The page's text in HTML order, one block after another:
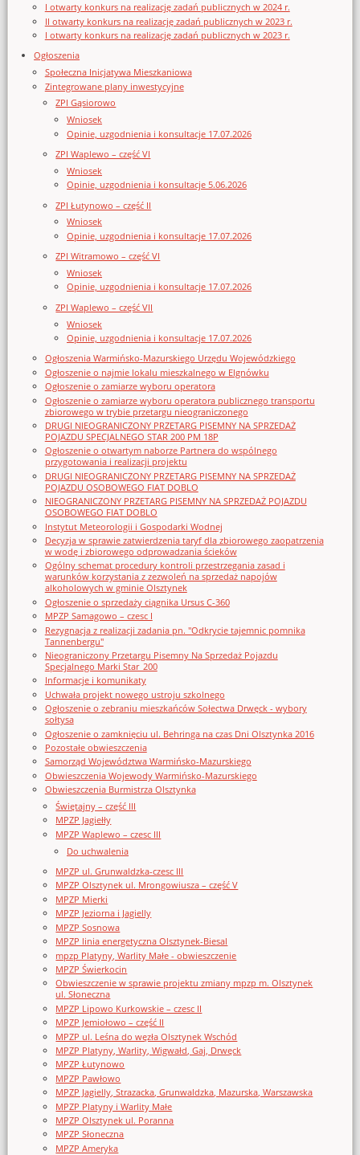
I otwarty konkurs na realizację zadań publicznych w 2024 r.
II otwarty konkurs na realizację zadań publicznych w 2023 r.
I otwarty konkurs na realizację zadań publicznych w 2023 r.
Ogłoszenia
Społeczna Inicjatywa Mieszkaniowa
Zintegrowane plany inwestycyjne
ZPI Gąsiorowo
Wniosek
Opinie, uzgodnienia i konsultacje 17.07.2026
ZPI Waplewo – część VI
Wniosek
Opinie, uzgodnienia i konsultacje 5.06.2026
ZPI Łutynowo – część II
Wniosek
Opinie, uzgodnienia i konsultacje 17.07.2026
ZPI Witramowo – część VI
Wniosek
Opinie, uzgodnienia i konsultacje 17.07.2026
ZPI Waplewo – część VII
Wniosek
Opinie, uzgodnienia i konsultacje 17.07.2026
Ogłoszenia Warmińsko-Mazurskiego Urzędu Wojewódzkiego
Ogłoszenie o najmie lokalu mieszkalnego w Elgnówku
Ogłoszenie o zamiarze wyboru operatora
Ogłoszenie o zamiarze wyboru operatora publicznego transportu
zbiorowego w trybie przetargu nieograniczonego
DRUGI NIEOGRANICZONY PRZETARG PISEMNY NA SPRZEDAŻ
POJAZDU SPECJALNEGO STAR 200 PM 18P
Ogłoszenie o otwartym naborze Partnera do wspólnego
przygotowania i realizacji projektu
DRUGI NIEOGRANICZONY PRZETARG PISEMNY NA SPRZEDAŻ
POJAZDU OSOBOWEGO FIAT DOBLO
NIEOGRANICZONY PRZETARG PISEMNY NA SPRZEDAŻ POJAZDU
OSOBOWEGO FIAT DOBLO
Instytut Meteorologii i Gospodarki Wodnej
Decyzja w sprawie zatwierdzenia taryf dla zbiorowego zaopatrzenia
w wodę i zbiorowego odprowadzania ścieków
Ogólny schemat procedury kontroli przestrzegania zasad i
warunków korzystania z zezwoleń na sprzedaż napojów
alkoholowych w gminie Olsztynek
Ogłoszenie o sprzedaży ciągnika Ursus C-360
MPZP Samagowo – czesc I
Rezygnacja z realizacji zadania pn. "Odkrycie tajemnic pomnika
Tannenbergu"
Nieograniczony Przetargu Pisemny Na Sprzedaż Pojazdu
Specjalnego Marki Star_200
Informacje i komunikaty
Uchwała projekt nowego ustroju szkolnego
Ogłoszenie o zebraniu mieszkańców Sołectwa Drwęck - wybory
sołtysa
Ogłoszenie o zamknięciu ul. Behringa na czas Dni Olsztynka 2016
Pozostałe obwieszczenia
Samorząd Województwa Warmińsko-Mazurskiego
Obwieszczenia Wojewody Warmińsko-Mazurskiego
Obwieszczenia Burmistrza Olsztynka
Świętajny – część III
MPZP Jagiełły
MPZP Waplewo – czesc III
Do uchwalenia
MPZP ul. Grunwaldzka-czesc III
MPZP Olsztynek ul. Mrongowiusza – część V
MPZP Mierki
MPZP Jeziorna i Jagielly
MPZP Sosnowa
MPZP linia energetyczna Olsztynek-Biesal
mpzp Platyny, Warlity Małe - obwieszczenie
MPZP Świerkocin
Obwieszczenie w sprawie projektu zmiany mpzp m. Olsztynek
ul. Słoneczna
MPZP Lipowo Kurkowskie – czesc II
MPZP Jemiołowo – część II
MPZP ul. Leśna do węzła Olsztynek Wschód
MPZP Platyny, Warlity, Wigwałd, Gaj, Drwęck
MPZP Łutynowo
MPZP Pawłowo
MPZP Jagielly, Strazacka, Grunwaldzka, Mazurska, Warszawska
MPZP Platyny i Warlity Małe
MPZP Olsztynek ul. Poranna
MPZP Słoneczna
MPZP Ameryka